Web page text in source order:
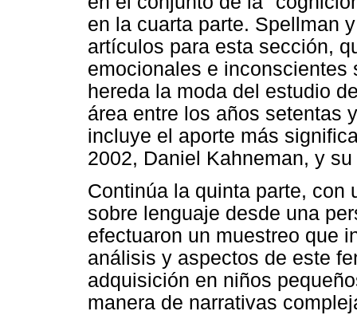
en la cuarta parte. Spellman
artículos para esta sección,
emocionales e inconscientes
hereda la moda del estudio
área entre los años setentas
incluye el aporte más
2002, Daniel Kahneman, y
Continúa la quinta parte, con
sobre lenguaje desde una
efectuaron un muestreo que
análisis y aspectos de este
adquisición en niños
manera de narrativas